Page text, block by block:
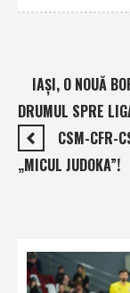
IAŞI, O NOUĂ
DRUMUL SPRE
CSM-CFR-
„MICUL JUDOKA”!